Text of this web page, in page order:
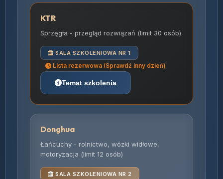
KTR
Sprzęgła - przegląd rozwiązań (limit 30 osób)
SALA SZKOLENIOWA NR 1
Lista rezerwowa (Sprawdź inny dzień)
Temat szkolenia
Donghua
Łańcuchy - rolnictwo, wózki widłowe,
motoryzacja (limit 12 osób)
SALA SZKOLENIOWA NR 2